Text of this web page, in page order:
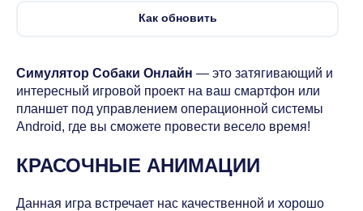
Как обновить
Симулятор Собаки Онлайн — это затягивающий и
интересный игровой проект на ваш смартфон или
планшет под управлением операционной системы
Android, где вы сможете провести весело время!
КРАСОЧНЫЕ АНИМАЦИИ
Данная игра встречает нас качественной и хорошо